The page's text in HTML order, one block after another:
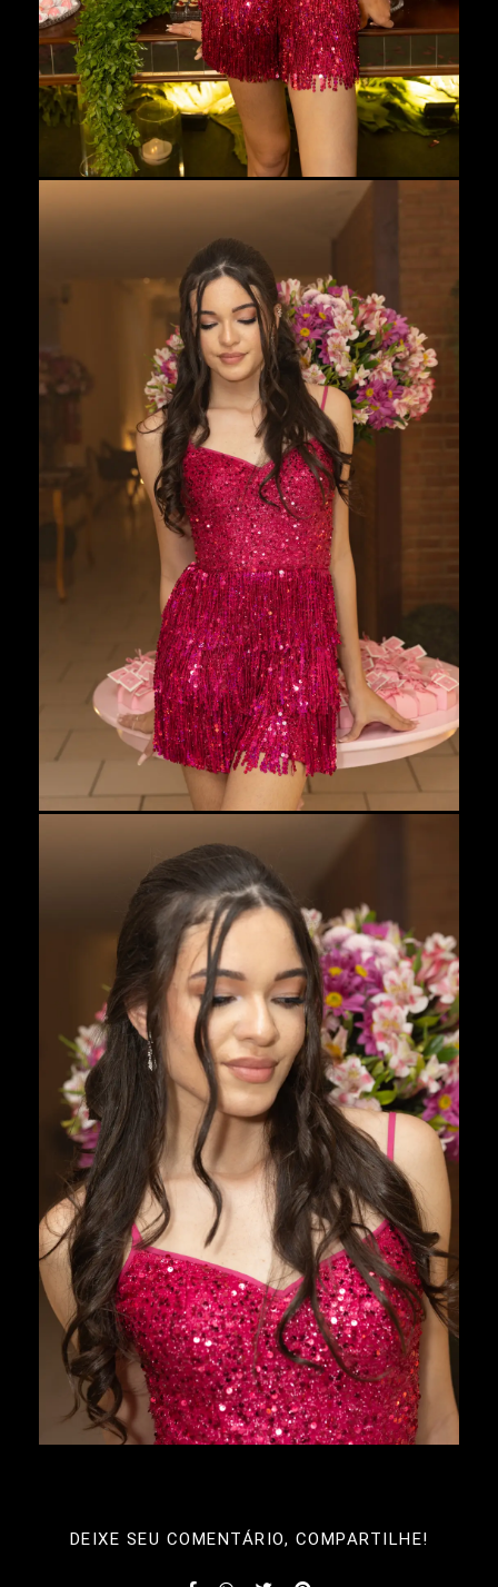
DEIXE SEU COMENTÁRIO, COMPARTILHE!